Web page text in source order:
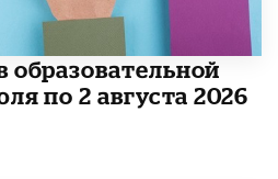
по 2 августа 2026